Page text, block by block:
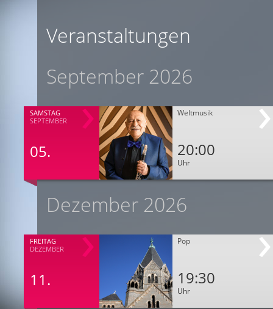
Veranstaltungen
September 2026
SAMSTAG
SEPTEMBER
05.
Weltmusik
20:00
Uhr
Dezember 2026
FREITAG
DEZEMBER
11.
Pop
19:30
Uhr